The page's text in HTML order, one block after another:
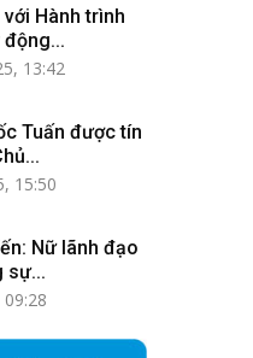
Hành trình
13:42
Tuấn được tín
15:50
Nữ lãnh đạo
sự...